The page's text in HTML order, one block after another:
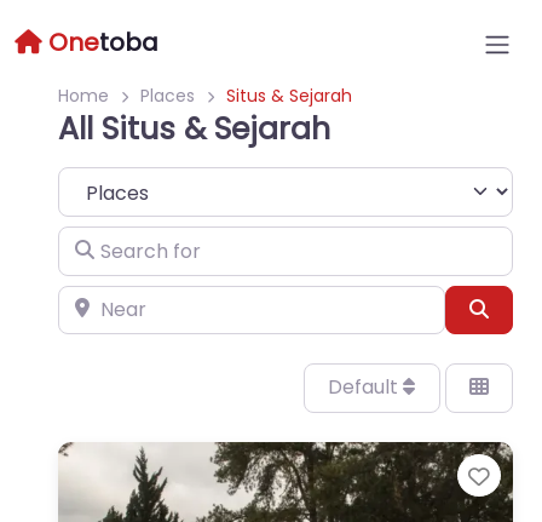
Onetoba
Home Places Situs & Sejarah
All Situs & Sejarah
Select search type
Search for
Near
Default